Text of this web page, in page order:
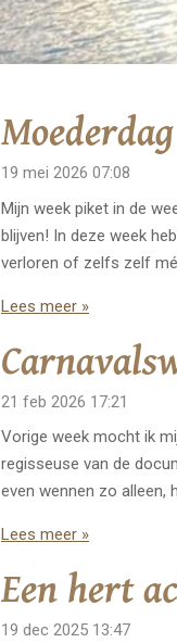
Moederdag
19 mei 2026 07:08
Mijn week piket in de
blijven! In deze week
verloren of zelfs zelf
Lees meer »
21 feb 2026 17:21
Vorige week mocht ik
regisseuse van de
even wennen zo alleen,
Lees meer »
Een hert
19 dec 2025 13:47